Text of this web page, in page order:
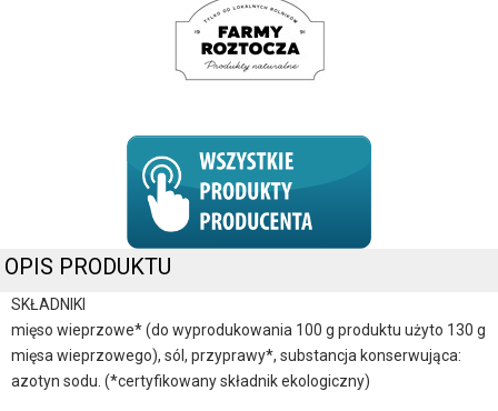
OPIS PRODUKTU
SKŁADNIKI
mięso wieprzowe* (do wyprodukowania 100 g produktu użyto 130 g
mięsa wieprzowego), sól, przyprawy*, substancja konserwująca:
azotyn sodu. (*certyfikowany składnik ekologiczny)